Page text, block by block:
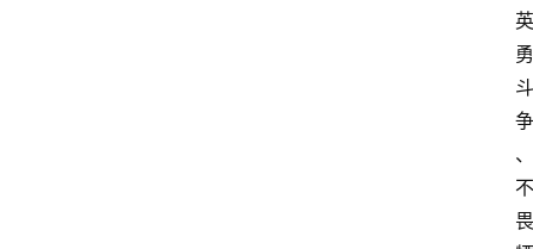
英
勇
斗
争
、
不
畏